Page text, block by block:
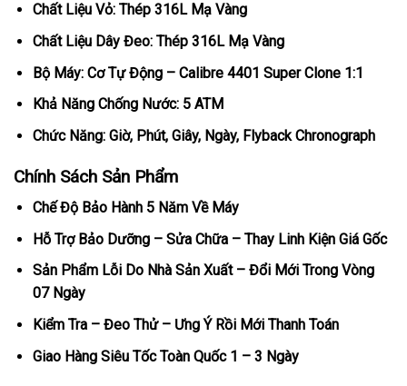
Chất Liệu Vỏ: Thép 316L Mạ Vàng
Chất Liệu Dây Đeo: Thép 316L Mạ Vàng
Bộ Máy: Cơ Tự Động – Calibre 4401 Super Clone 1:1
Khả Năng Chống Nước: 5 ATM
Chức Năng: Giờ, Phút, Giây, Ngày, Flyback Chronograph
Chính Sách Sản Phẩm
Chế Độ Bảo Hành 5 Năm Về Máy
Hỗ Trợ Bảo Dưỡng – Sửa Chữa – Thay Linh Kiện Giá Gốc
Sản Phẩm Lỗi Do Nhà Sản Xuất – Đổi Mới Trong Vòng
07 Ngày
Kiểm Tra – Đeo Thử – Ưng Ý Rồi Mới Thanh Toán
Giao Hàng Siêu Tốc Toàn Quốc 1 – 3 Ngày